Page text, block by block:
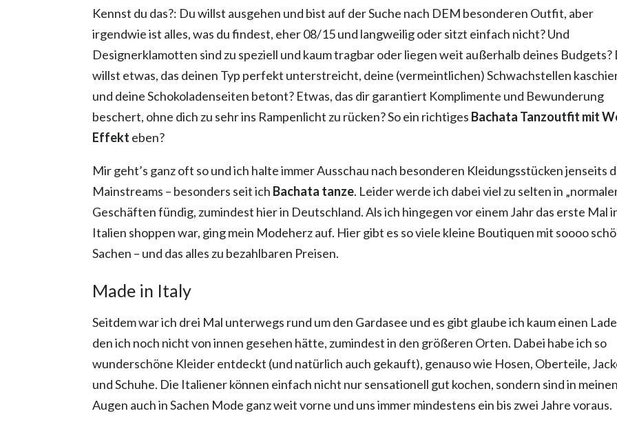
Kennst du das?: Du willst ausgehen und bist auf der Suche nach DEM besonderen Outfit, aber
irgendwie ist alles, was du findest, eher 08/15 und langweilig oder sitzt einfach nicht? Und
Designerklamotten sind zu speziell und kaum tragbar oder liegen weit außerhalb deines Budgets?
willst etwas, das deinen Typ perfekt unterstreicht, deine (vermeintlichen) Schwachstellen
und deine Schokoladenseiten betont? Etwas, das dir garantiert Komplimente und Bewunderung
beschert, ohne dich zu sehr ins Rampenlicht zu rücken? So ein richtiges Bachata Tanzoutfit mit
Effekt eben?
Mir geht’s ganz oft so und ich halte immer Ausschau nach besonderen Kleidungsstücken jenseits
Mainstreams – besonders seit ich Bachata tanze. Leider werde ich dabei viel zu selten in
Geschäften fündig, zumindest hier in Deutschland. Als ich hingegen vor einem Jahr das erste Mal
Italien shoppen war, ging mein Modeherz auf. Hier gibt es so viele kleine Boutiquen mit soooo
Sachen – und das alles zu bezahlbaren Preisen.
Made in Italy
Seitdem war ich drei Mal unterwegs rund um den Gardasee und es gibt glaube ich kaum einen
den ich noch nicht von innen gesehen hätte, zumindest in den größeren Orten. Dabei habe ich so
wunderschöne Kleider entdeckt (und natürlich auch gekauft), genauso wie Hosen, Oberteile,
und Schuhe. Die Italiener können einfach nicht nur sensationell gut kochen, sondern sind in
Augen auch in Sachen Mode ganz weit vorne und uns immer mindestens ein bis zwei Jahre voraus.